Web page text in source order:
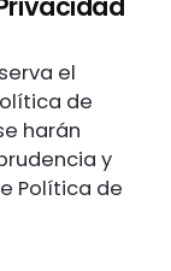
el
de
harán
y
Política de